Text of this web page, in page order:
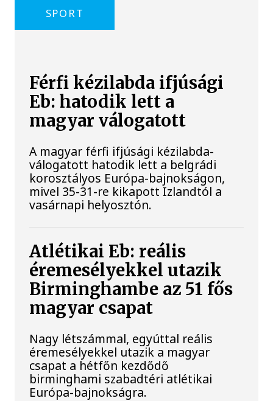
SPORT
Férfi kézilabda ifjúsági
Eb: hatodik lett a
magyar válogatott
A magyar férfi ifjúsági kézilabda-
válogatott hatodik lett a belgrádi
korosztályos Európa-bajnokságon,
mivel 35-31-re kikapott Izlandtól a
vasárnapi helyosztón.
Atlétikai Eb: reális
éremesélyekkel utazik
Birminghambe az 51 fős
magyar csapat
Nagy létszámmal, egyúttal reális
éremesélyekkel utazik a magyar
csapat a hétfőn kezdődő
birminghami szabadtéri atlétikai
Európa-bajnokságra.